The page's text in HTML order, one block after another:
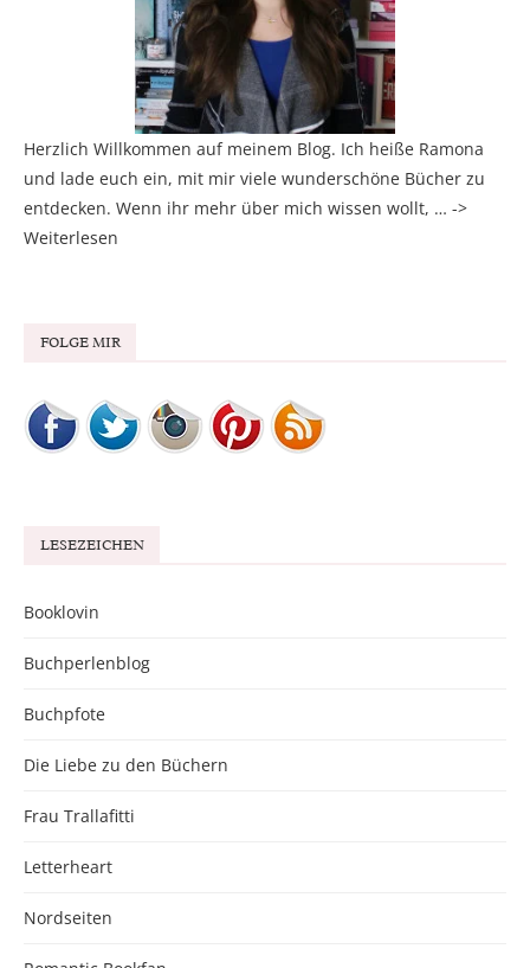
Herzlich Willkommen auf meinem Blog. Ich heiße Ramona
und lade euch ein, mit mir viele wunderschöne Bücher zu
entdecken. Wenn ihr mehr über mich wissen wollt, … ->
Weiterlesen
FOLGE MIR
LESEZEICHEN
Booklovin
Buchperlenblog
Buchpfote
Die Liebe zu den Büchern
Frau Trallafitti
Letterheart
Nordseiten